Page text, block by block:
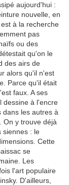
aujourd'hui :
nouvelle, en
à la recherche
pas
ou des
qu'on le
des airs de
alors qu'il n'est
Parce qu'il était
faux. A ses
dessine à l'encre
dans les autres à
On y trouve déjà
siennes : le
Cette
se
Les
l'art populaire
D'ailleurs,